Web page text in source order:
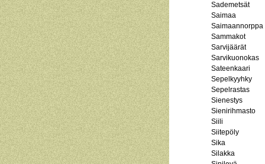
Sademetsät
Saimaa
Saimaannorppa
Sammakot
Sarvijäärät
Sarvikuonokas
Sateenkaari
Sepelkyyhky
Sepelrastas
Sienestys
Sienirihmasto
Siili
Siitepöly
Sika
Silakka